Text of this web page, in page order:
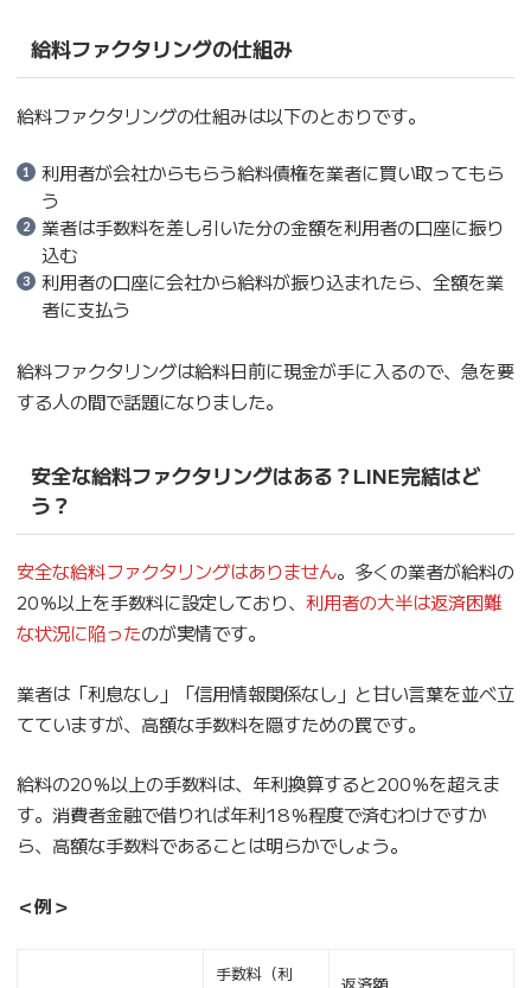
給料ファクタリングの仕組み
給料ファクタリングの仕組みは以下のとおりです。
利用者が会社からもらう給料債権を業者に買い取ってもら
う
業者は手数料を差し引いた分の金額を利用者の口座に振り
込む
利用者の口座に会社から給料が振り込まれたら、全額を業
者に支払う
給料ファクタリングは給料日前に現金が手に入るので、急を要
する人の間で話題になりました。
安全な給料ファクタリングはある？LINE完結はど
う？
安全な給料ファクタリングはありません。多くの業者が給料の
20％以上を手数料に設定しており、 利用者の大半は返済困難
な状況に陥ったのが実情です。
業者は「利息なし」「信用情報関係なし」と甘い言葉を並べ立
てていますが、高額な手数料を隠すための罠です。
給料の20％以上の手数料は、年利換算すると200％を超えま
す。消費者金融で借りれば年利18％程度で済むわけですか
ら、高額な手数料であることは明らかでしょう。
＜例＞
手数料（利